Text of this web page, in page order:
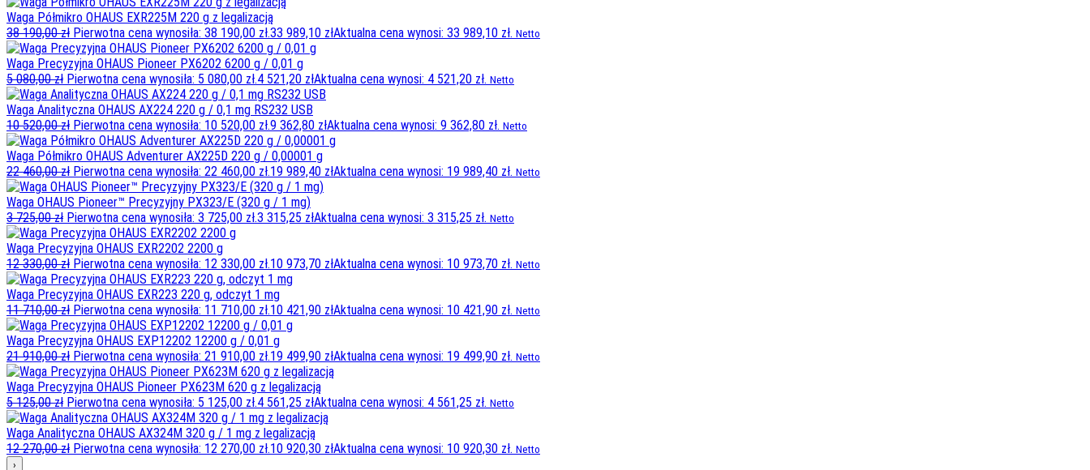
Waga Półmikro OHAUS EXR225M 220 g z legalizacją
38 190,00zł Pierwotna cena wynosiła: 38 190,00 zł.33 989,10 złAktualna cena wynosi: 33 989,10 zł. Netto
Waga Precyzyjna OHAUS Pioneer PX6202 6200 g / 0,01 g
5 080,00zł Pierwotna cena wynosiła: 5 080,00 zł.4 521,20 złAktualna cena wynosi: 4 521,20 zł. Netto
Waga Analityczna OHAUS AX224 220 g / 0,1 mg RS232 USB
10 520,00zł Pierwotna cena wynosiła: 10 520,00 zł.9 362,80 złAktualna cena wynosi: 9 362,80 zł. Netto
Waga Półmikro OHAUS Adventurer AX225D 220 g / 0,00001 g
22 460,00zł Pierwotna cena wynosiła: 22 460,00 zł.19 989,40 złAktualna cena wynosi: 19 989,40 zł. Netto
Waga OHAUS Pioneer™ Precyzyjny PX323/E (320 g / 1 mg)
3 725,00zł Pierwotna cena wynosiła: 3 725,00 zł.3 315,25 złAktualna cena wynosi: 3 315,25 zł. Netto
Waga Precyzyjna OHAUS EXR2202 2200 g
12 330,00zł Pierwotna cena wynosiła: 12 330,00 zł.10 973,70 złAktualna cena wynosi: 10 973,70 zł. Netto
Waga Precyzyjna OHAUS EXR223 220 g, odczyt 1 mg
11 710,00zł Pierwotna cena wynosiła: 11 710,00 zł.10 421,90 złAktualna cena wynosi: 10 421,90 zł. Netto
Waga Precyzyjna OHAUS EXP12202 12200 g / 0,01 g
21 910,00zł Pierwotna cena wynosiła: 21 910,00 zł.19 499,90 złAktualna cena wynosi: 19 499,90 zł. Netto
Waga Precyzyjna OHAUS Pioneer PX623M 620 g z legalizacją
5 125,00zł Pierwotna cena wynosiła: 5 125,00 zł.4 561,25 złAktualna cena wynosi: 4 561,25 zł. Netto
Waga Analityczna OHAUS AX324M 320 g / 1 mg z legalizacją
12 270,00zł Pierwotna cena wynosiła: 12 270,00 zł.10 920,30 złAktualna cena wynosi: 10 920,30 zł. Netto
›